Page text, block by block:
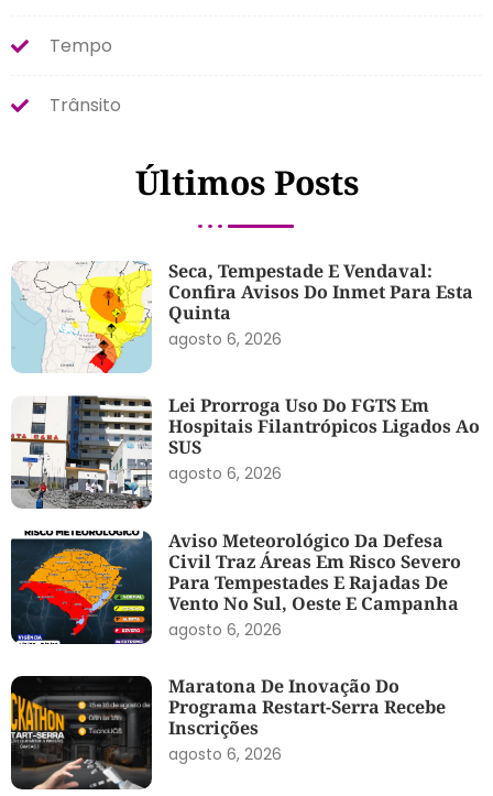
Tempo
Trânsito
Últimos Posts
Seca, Tempestade E Vendaval:
Confira Avisos Do Inmet Para Esta
Quinta
agosto 6, 2026
Lei Prorroga Uso Do FGTS Em
Hospitais Filantrópicos Ligados Ao
SUS
agosto 6, 2026
Aviso Meteorológico Da Defesa
Civil Traz Áreas Em Risco Severo
Para Tempestades E Rajadas De
Vento No Sul, Oeste E Campanha
agosto 6, 2026
Maratona De Inovação Do
Programa Restart-Serra Recebe
Inscrições
agosto 6, 2026